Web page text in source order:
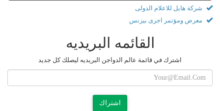
شركة هايل للاعلام الدولى
معرض ومؤتمر اجرى بيزنس
القائمه البريديه
اشترك في قائمة عالم الدواجن البريديه ليصلك كل جديد
اشتراك